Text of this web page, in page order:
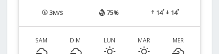
3M/S 75% 14° 14°
SAM DIM LUN MAR MER